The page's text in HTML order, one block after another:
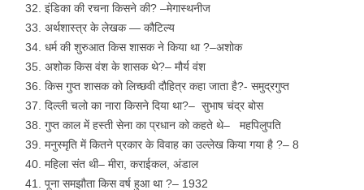
इंडिका की रचना किसने की? –मेगास्थनीज
अर्थशास्त्र के लेखक — कौटिल्य
धर्म की शुरुआत किस शासक ने किया था ?–अशोक
अशोक किस वंश के शासक थे?– मौर्य वंश
किस गुप्त शासक को लिच्छवी दौहित्र कहा जाता है?- समुद्रगुप्त
दिल्ली चलो का नारा किसने दिया था?– सुभाष चंद्र बोस
गुप्त काल में हस्ती सेना का प्रधान को कहते थे– महपिलुपति
मनुस्मृति में कितने प्रकार के विवाह का उल्लेख किया गया है ?– 8
महिला संत थी– मीरा, कराईकल, अंडाल
पूना समझौता किस वर्ष हुआ था ?– 1932